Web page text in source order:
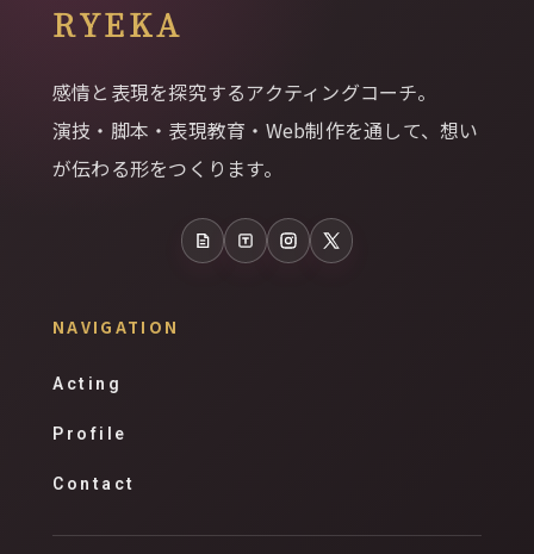
RYEKA
感情と表現を探究するアクティングコーチ。
演技・脚本・表現教育・Web制作を通して、想い
が伝わる形をつくります。
note TalesInstagram
X
NAVIGATION
Acting
Profile
Contact